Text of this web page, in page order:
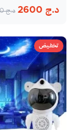
د.ج د.ج3200
تخفيض